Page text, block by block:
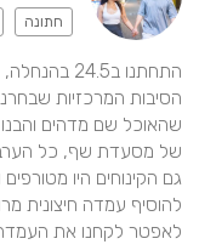
חתונה